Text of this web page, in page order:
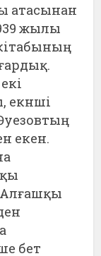
атасынан
жылы
екнші
екен.
бет